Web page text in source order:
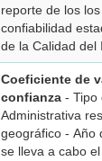
reporte de los
confiabilidad
de la Calidad del
Coeficiente de
confianza
Administrativa responsable
geográfico - Año de referencia del proyecto - Frecuencia con la que
se lleva a cabo el proyecto - De acuerdo a